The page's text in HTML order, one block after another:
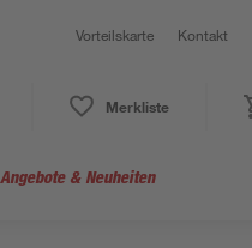
Vorteilskarte Kontakt
Merkliste
Angebote & Neuheiten